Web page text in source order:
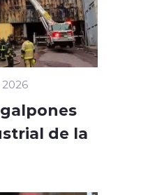
de la